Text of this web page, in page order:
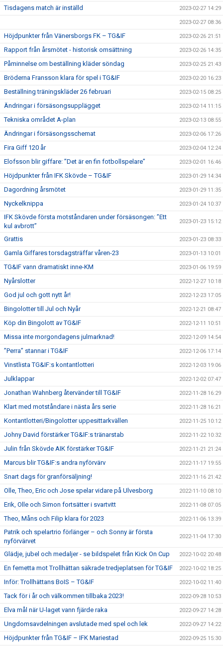
Tisdagens match är inställd 2023-02-27 14:29
2023-02-27 08:36
Höjdpunkter från Vänersborgs FK – TG&IF 2023-02-26 21:51
Rapport från årsmötet - historisk omsättning 2023-02-26 14:35
Påminnelse om beställning kläder söndag 2023-02-25 21:43
Bröderna Fransson klara för spel i TG&IF 2023-02-20 16:23
Beställning träningskläder 26 februari 2023-02-15 08:25
Ändringar i försäsongsupplägget 2023-02-14 11:15
Tekniska området A-plan 2023-02-13 08:55
Ändringar i försäsongsschemat 2023-02-06 17:26
Fira Giff 120 år 2023-02-04 12:24
Elofsson blir giffare: ”Det är en fin fotbollspelare” 2023-02-01 16:46
Höjdpunkter från IFK Skövde – TG&IF 2023-01-29 14:34
Dagordning årsmötet 2023-01-29 11:35
Nyckelknippa 2023-01-24 10:37
IFK Skövde första motståndaren under försäsongen: ”Ett
kul avbrott”
2023-01-23 15:12
Grattis 2023-01-23 08:33
Gamla Giffares torsdagsträffar våren-23 2023-01-13 10:01
TG&IF vann dramatiskt inne-KM 2023-01-06 19:59
Nyårslotter 2022-12-27 10:18
God jul och gott nytt år! 2022-12-23 17:05
Bingolotter till Jul och Nyår 2022-12-21 08:47
Köp din Bingolott av TG&IF 2022-12-11 10:51
Missa inte morgondagens julmarknad! 2022-12-09 14:54
”Perra” stannar i TG&IF 2022-12-06 17:14
Vinstlista TG&IF:s kontantlotteri 2022-12-03 19:06
Julklappar 2022-12-02 07:47
Jonathan Wahnberg återvänder till TG&IF 2022-11-28 16:29
Klart med motståndare i nästa års serie 2022-11-28 16:21
Kontantlotteri/Bingolotter uppesittarkvällen 2022-11-25 10:12
Johny David förstärker TG&IF:s tränarstab 2022-11-22 10:32
Julin från Skövde AIK förstärker TG&IF 2022-11-21 21:24
Marcus blir TG&IF:s andra nyförvärv 2022-11-17 19:55
Snart dags för granförsäljning! 2022-11-16 21:42
Olle, Theo, Eric och Jose spelar vidare på Ulvesborg 2022-11-10 08:10
Erik, Olle och Simon fortsätter i svartvitt 2022-11-08 07:05
Theo, Måns och Filip klara för 2023 2022-11-06 13:39
Patrik och spelartrio förlänger – och Sonny är första
nyförvärvet
2022-11-04 17:30
Glädje, jubel och medaljer - se bildspelet från Kick On Cup 2022-10-02 20:48
En femetta mot Trollhättan säkrade tredjeplatsen för TG&IF 2022-10-02 18:25
Inför: Trollhättans BoIS – TG&IF 2022-10-02 11:40
Tack för i år och välkommen tillbaka 2023! 2022-09-28 10:53
Elva mål när U-laget vann fjärde raka 2022-09-27 14:28
Ungdomsavdelningen avslutade med spel och lek 2022-09-27 14:22
Höjdpunkter från TG&IF – IFK Mariestad 2022-09-25 15:30